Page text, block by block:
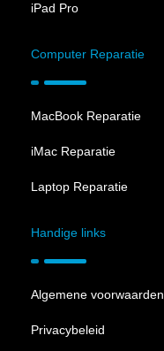
iPad Pro
Computer Reparatie
MacBook Reparatie
iMac Reparatie
Laptop Reparatie
Handige links
Algemene voorwaarden
Privacybeleid